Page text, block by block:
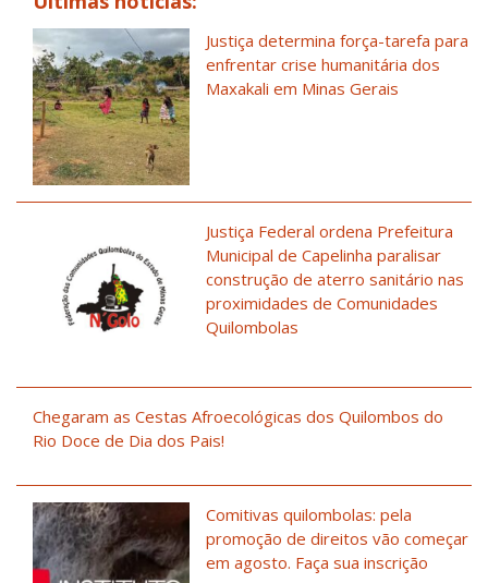
Justiça determina força-tarefa para
enfrentar crise humanitária dos
Maxakali em Minas Gerais
Justiça Federal ordena Prefeitura
Municipal de Capelinha paralisar
construção de aterro sanitário nas
proximidades de Comunidades
Quilombolas
Chegaram as Cestas Afroecológicas dos Quilombos do
Rio Doce de Dia dos Pais!
Comitivas quilombolas: pela
promoção de direitos vão começar
em agosto. Faça sua inscrição